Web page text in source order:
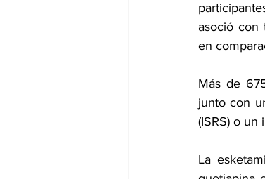
asoció con
en
Más de
junto con
(ISRS) o
La